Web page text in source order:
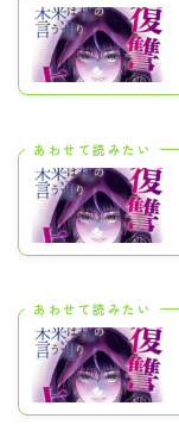
あわせて読みたい
あわせて読みたい